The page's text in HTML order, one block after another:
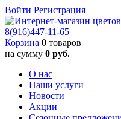
Войти Регистрация
8(916)447-11-65
Корзина 0 товаров
на сумму 0 руб.
О нас
Наши услуги
Новости
Акции